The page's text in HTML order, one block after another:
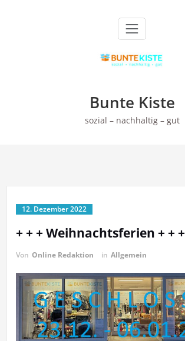
Bunte Kiste
sozial – nachhaltig – gut
12. Dezember 2022
+ + + Weihnachtsferien + + +
Von Online Redaktion in Allgemein